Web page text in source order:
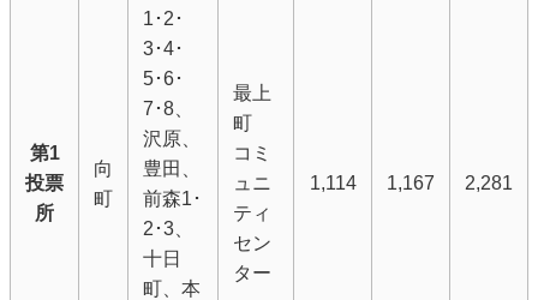
第1
投票
所
向
町
1･2･
3･4･
5･6･
7･8、
沢原、
豊田、
前森1･
2･3、
十日
町、本
最上
町
コミ
ュニ
ティ
セン
ター
1,114 1,167 2,281